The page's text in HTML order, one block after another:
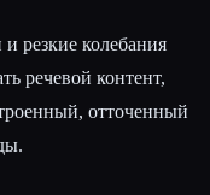
резкие колебания
речевой контент,
отточенный